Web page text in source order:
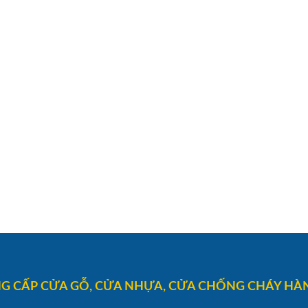
CẤP CỬA GỖ, CỬA NHỰA, CỬA CHỐNG CHÁY